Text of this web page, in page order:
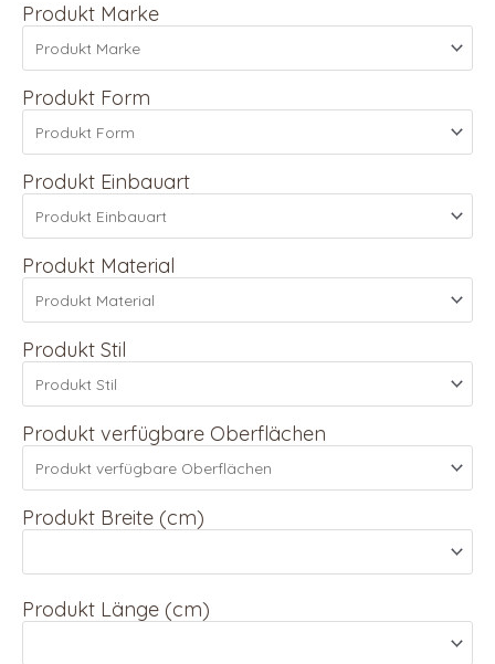
Produkt Marke
Produkt Form
Produkt Einbauart
Produkt Material
Produkt Stil
Produkt verfügbare Oberflächen
Produkt Breite (cm)
Produkt Länge (cm)